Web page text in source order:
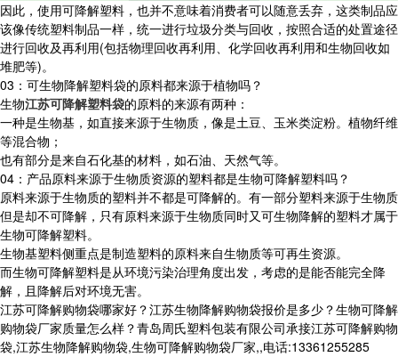
因此，使用可降解塑料，也并不意味着消费者可以随意丢弃，这类制品应
该像传统塑料制品一样，统一进行垃圾分类与回收，按照合适的处置途径
进行回收及再利用(包括物理回收再利用、化学回收再利用和生物回收如
堆肥等)。
03：可生物降解塑料袋的原料都来源于植物吗？
生物江苏可降解塑料袋的原料的来源有两种：
一种是生物基，如直接来源于生物质，像是土豆、玉米类淀粉。植物纤维
等混合物；
也有部分是来自石化基的材料，如石油、天然气等。
04：产品原料来源于生物质资源的塑料都是生物可降解塑料吗？
原料来源于生物质的塑料并不都是可降解的。有一部分塑料来源于生物质
但是却不可降解，只有原料来源于生物质同时又可生物降解的塑料才属于
生物可降解塑料。
生物基塑料侧重点是制造塑料的原料来自生物质等可再生资源。
而生物可降解塑料是从环境污染治理角度出发，考虑的是能否能完全降
解，且降解后对环境无害。
江苏可降解购物袋哪家好？江苏生物降解购物袋报价是多少？生物可降解
购物袋厂家质量怎么样？青岛周氏塑料包装有限公司承接江苏可降解购物
袋,江苏生物降解购物袋,生物可降解购物袋厂家,,电话:13361255285